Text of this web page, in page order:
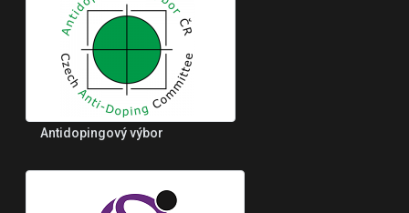
Antidopingový výbor